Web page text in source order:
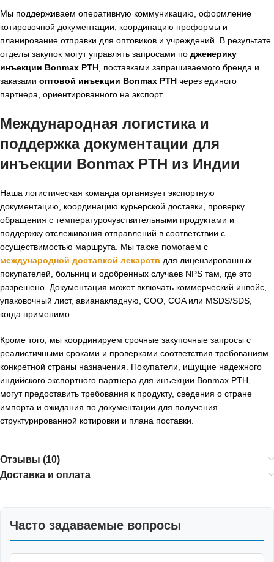
Мы поддерживаем оперативную коммуникацию, оформление
котировочной документации, координацию проформы и
планирование отправки для оптовиков и учреждений. В результате
отделы закупок могут управлять запросами по дженерику
инъекции Bonmax PTH , поставками запрашиваемого бренда и
заказами оптовой инъекции Bonmax PTH через единого
партнера, ориентированного на экспорт.
Международная логистика и
поддержка документации для
инъекции Bonmax PTH из Индии
Наша логистическая команда организует экспортную
документацию, координацию курьерской доставки, проверку
обращения с температурочувствительными продуктами и
поддержку отслеживания отправлений в соответствии с
осуществимостью маршрута. Мы также помогаем с
международной доставкой лекарств для лицензированных
покупателей, больниц и одобренных случаев NPS там, где это
разрешено. Документация может включать коммерческий инвойс,
упаковочный лист, авианакладную, COO, COA или MSDS/SDS,
когда применимо.
Кроме того, мы координируем срочные закупочные запросы с
реалистичными сроками и проверками соответствия требованиям
конкретной страны назначения. Покупатели, ищущие надежного
индийского экспортного партнера для инъекции Bonmax PTH,
могут предоставить требования к продукту, сведения о стране
импорта и ожидания по документации для получения
структурированной котировки и плана поставки.
Отзывы (10)
Доставка и оплата
Часто задаваемые вопросы